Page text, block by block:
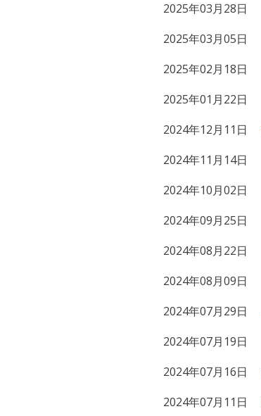
2025年03月28日
2025年03月05日
2025年02月18日
2025年01月22日
2024年12月11日
2024年11月14日
2024年10月02日
2024年09月25日
2024年08月22日
2024年08月09日
2024年07月29日
2024年07月19日
2024年07月16日
2024年07月11日